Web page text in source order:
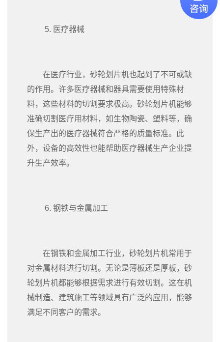
5. 医疗器械
在医疗行业，砂轮划片机也起到了不可或缺
的作用。许多医疗器械和器具需要使用特殊材
料，这些材料的切割要求极高。砂轮划片机能够
准确切割医疗用材料，如生物陶瓷、塑料等，确
保生产出的医疗器械符合严格的质量标准。此
外，设备的高效性也能帮助医疗器械生产企业提
升生产效率。
6. 钢铁与金属加工
在钢铁和金属加工行业，砂轮划片机常用于
对金属材料进行切割。无论是薄板还是厚板，砂
轮划片机都能够根据需求进行有效切割。这在机
械制造、建筑施工等领域具有广泛的应用，能够
满足不同客户的需求。